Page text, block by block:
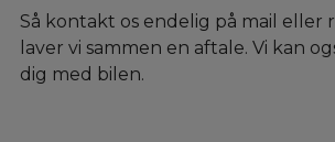
Så kontakt os endelig på mail eller
laver vi sammen en aftale. Vi kan
dig med bilen.